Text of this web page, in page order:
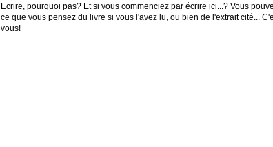
Ecrire, pourquoi pas? Et si vous commenciez par écrire ici...? Vous
ce que vous pensez du livre si vous l'avez lu, ou bien de l'extrait cité...
vous!